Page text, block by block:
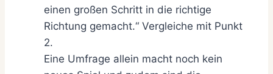
einen großen Schritt in die richtige
Richtung gemacht.“ Vergleiche mit Punkt
2.
Eine Umfrage allein macht noch kein